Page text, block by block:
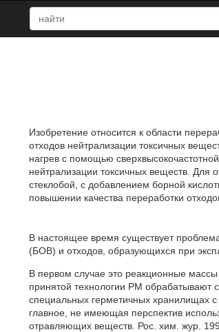
Изобретение относится к области
отходов нейтрализации токсичных
нагрев с помощью
нейтрализации токсичных веществ. Для
стеклобой, с добавлением борной
повышении качества переработки
В настоящее время существует
(БОВ) и отходов, образующихся при
В первом случае это реакционные
принятой технологии РМ обрабатывают
специальных герметичных хранилищах
главное, не имеющая перспектив
отравляющих веществ. Рос. хим. жур.